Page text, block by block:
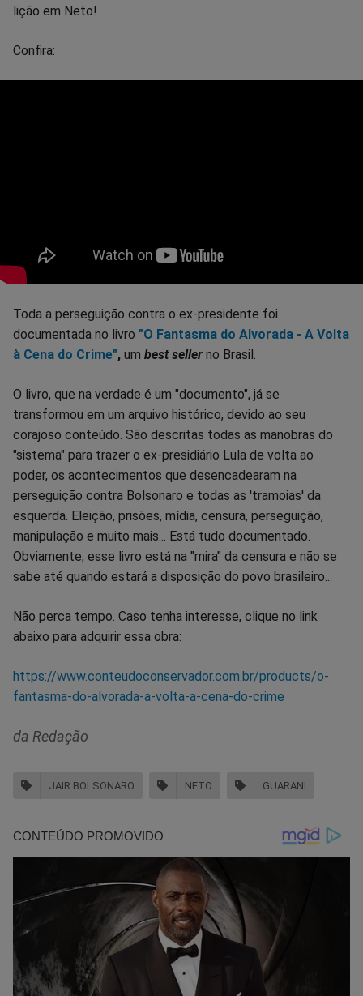
lição em Neto!
Confira:
Toda a perseguição contra o ex-presidente foi
documentada no livro "O Fantasma do Alvorada - A Volta
à Cena do Crime", um best seller no Brasil.
O livro, que na verdade é um "documento", já se
transformou em um arquivo histórico, devido ao seu
corajoso conteúdo. São descritas todas as manobras do
"sistema" para trazer o ex-presidiário Lula de volta ao
poder, os acontecimentos que desencadearam na
perseguição contra Bolsonaro e todas as 'tramoias' da
esquerda. Eleição, prisões, mídia, censura, perseguição,
manipulação e muito mais... Está tudo documentado.
Obviamente, esse livro está na "mira" da censura e não se
sabe até quando estará a disposição do povo brasileiro...
Não perca tempo. Caso tenha interesse, clique no link
abaixo para adquirir essa obra:
https://www.conteudoconservador.com.br/products/o-
fantasma-do-alvorada-a-volta-a-cena-do-crime
da Redação
JAIR BOLSONARO NETO GUARANI